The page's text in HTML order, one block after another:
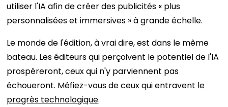
utiliser l'IA afin de créer des publicités « plus
personnalisées et immersives » à grande échelle.
Le monde de l'édition, à vrai dire, est dans le même
bateau. Les éditeurs qui perçoivent le potentiel de l'IA
prospéreront, ceux qui n'y parviennent pas
échoueront. Méfiez-vous de ceux qui entravent le
progrès technologique.